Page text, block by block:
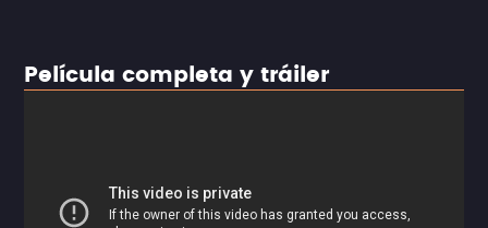
Película completa y tráiler